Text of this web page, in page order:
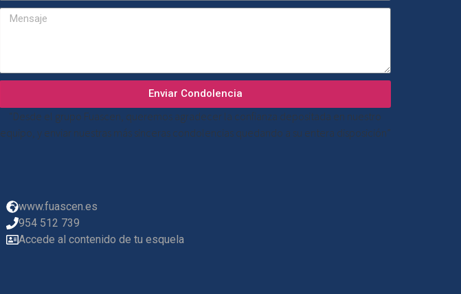
Enviar Condolencia
“Desde el grupo Fuascen, queremos agradecer la confianza depositada en nuestro
equipo, y enviar nuestras más sinceras condolencias quedando a su entera disposición”
www.fuascen.es
954 512 739
Accede al contenido de tu esquela